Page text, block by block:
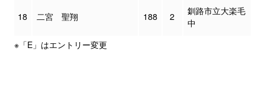
18 二宮 聖翔 188 2
釧路市立大楽毛
中
※「E」はエントリー変更